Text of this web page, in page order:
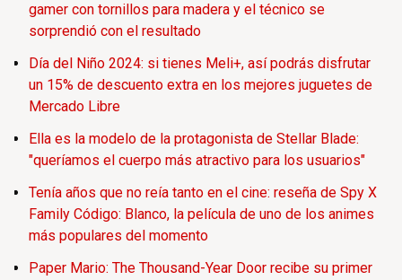
gamer con tornillos para madera y el técnico se
sorprendió con el resultado
Día del Niño 2024: si tienes Meli+, así podrás disfrutar
un 15% de descuento extra en los mejores juguetes de
Mercado Libre
Ella es la modelo de la protagonista de Stellar Blade:
"queríamos el cuerpo más atractivo para los usuarios"
Tenía años que no reía tanto en el cine: reseña de Spy X
Family Código: Blanco, la película de uno de los animes
más populares del momento
Paper Mario: The Thousand-Year Door recibe su primer